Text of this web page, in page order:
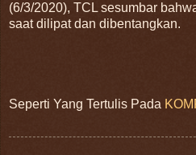
(6/3/2020), TCL sesumbar
saat dilipat dan dibentangkan.
Seperti Yang Tertulis Pada